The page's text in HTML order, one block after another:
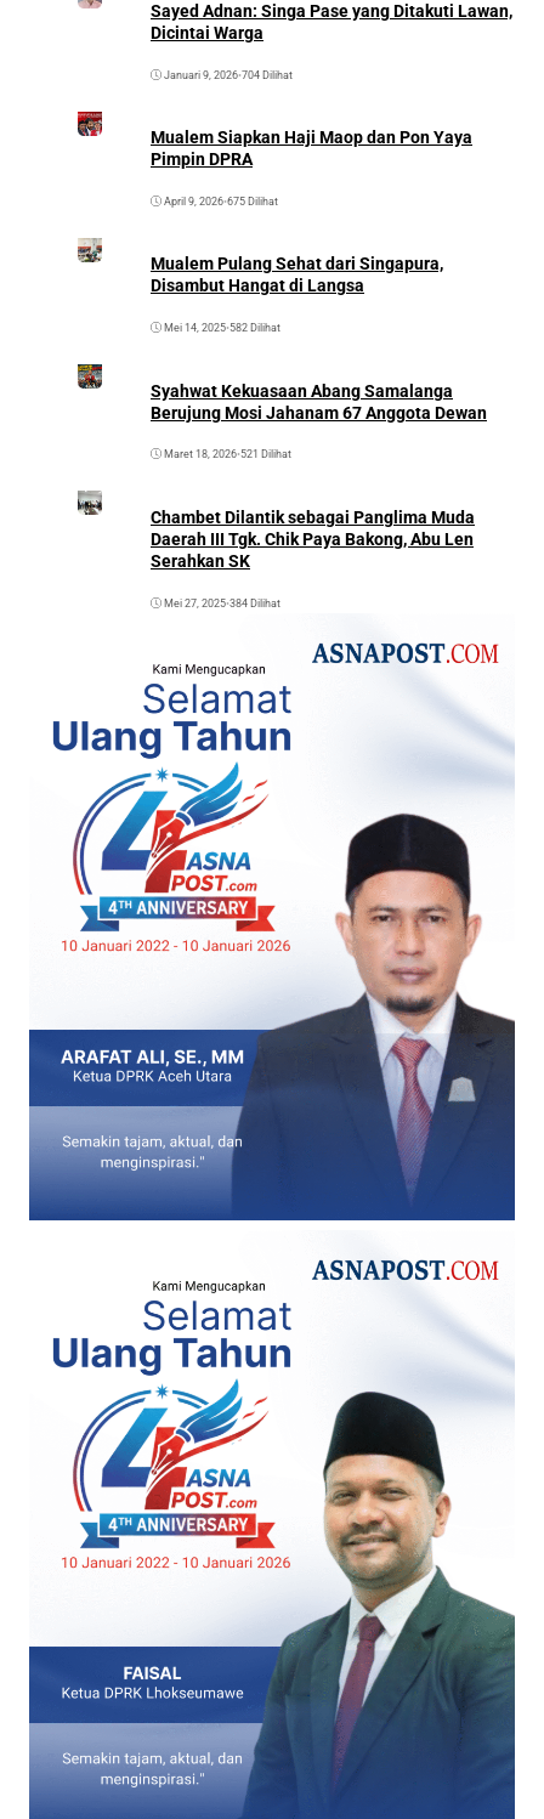
Sayed Adnan: Singa Pase yang Ditakuti Lawan,
Dicintai Warga
Januari 9, 2026•704 Dilihat
Mualem Siapkan Haji Maop dan Pon Yaya
Pimpin DPRA
April 9, 2026•675 Dilihat
Mualem Pulang Sehat dari Singapura,
Disambut Hangat di Langsa
Mei 14, 2025•582 Dilihat
Syahwat Kekuasaan Abang Samalanga
Berujung Mosi Jahanam 67 Anggota Dewan
Maret 18, 2026•521 Dilihat
Chambet Dilantik sebagai Panglima Muda
Daerah III Tgk. Chik Paya Bakong, Abu Len
Serahkan SK
Mei 27, 2025•384 Dilihat